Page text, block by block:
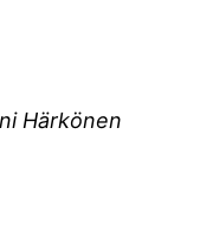
Härkönen